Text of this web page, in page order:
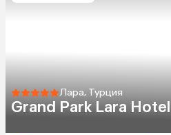
Лара, Турция
Grand Park Lara Hotel